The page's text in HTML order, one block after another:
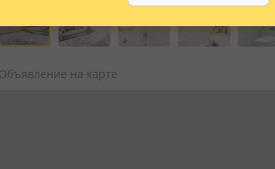
Объявление на карте